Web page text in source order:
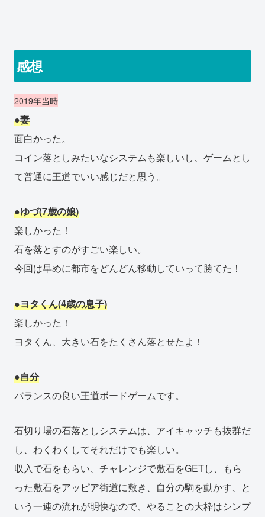
感想
2019年当時
●妻
面白かった。
コイン落としみたいなシステムも楽しいし、ゲームとし
て普通に王道でいい感じだと思う。
●ゆづ(7歳の娘)
楽しかった！
石を落とすのがすごい楽しい。
今回は早めに都市をどんどん移動していって勝てた！
●ヨタくん(4歳の息子)
楽しかった！
ヨタくん、大きい石をたくさん落とせたよ！
●自分
バランスの良い王道ボードゲームです。
石切り場の石落としシステムは、アイキャッチも抜群だ
し、わくわくしてそれだけでも楽しい。
収入で石をもらい、チャレンジで敷石をGETし、もら
った敷石をアッピア街道に敷き、自分の駒を動かす、と
いう一連の流れが明快なので、やることの大枠はシンプ